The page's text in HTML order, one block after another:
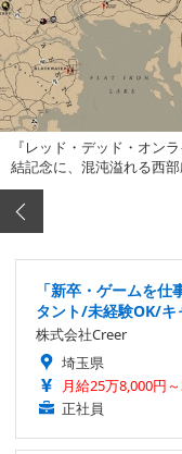
『レッド・デッド・オン
結記念に、混沌溢れる西
「新卒・ゲームを
タント/未経験OK/キ
株式会社Creer
埼玉県
月給25万8,000円
正社員